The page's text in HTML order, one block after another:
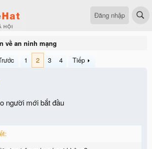
Đăng nhập
về an ninh mạng
1 2 3 4 Tiếp
người mới bắt đầu